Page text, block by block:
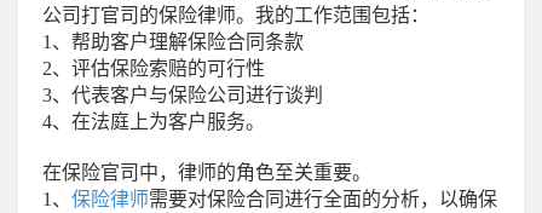
公司打官司的保险律师。我的工作范围包括：
1、帮助客户理解保险合同条款
2、评估保险索赔的可行性
3、代表客户与保险公司进行谈判
4、在法庭上为客户服务。
在保险官司中，律师的角色至关重要。
1、 保险律师需要对保险合同进行全面的分析，以确保